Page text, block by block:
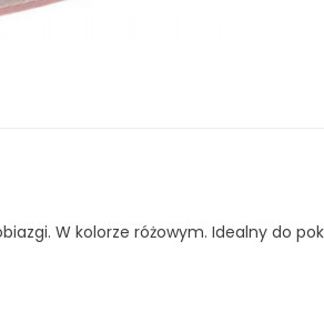
W kolorze różowym. Idealny do